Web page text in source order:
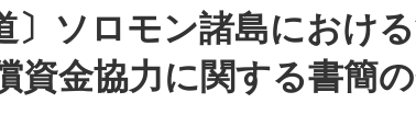
〕ソロモン諸島におけ
資金協力に関する書簡